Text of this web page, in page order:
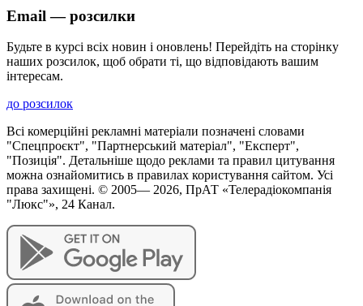
Email — розсилки
Будьте в курсі всіх новин і оновлень! Перейдіть на сторінку
наших розсилок, щоб обрати ті, що відповідають вашим
інтересам.
до розсилок
Всі комерційні рекламні матеріали позначені словами
"Спецпроєкт", "Партнерський матеріал", "Експерт",
"Позиція". Детальніше щодо реклами та правил цитування
можна ознайомитись в правилах користування сайтом. Усі
права захищені. © 2005— 2026, ПрАТ «Телерадіокомпанія
"Люкс"», 24 Канал.